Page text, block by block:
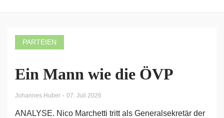
PARTEIEN
Ein Mann wie die ÖVP
Johannes Huber - 07. Juli 2026
ANALYSE. Nico Marchetti tritt als Generalsekretär der